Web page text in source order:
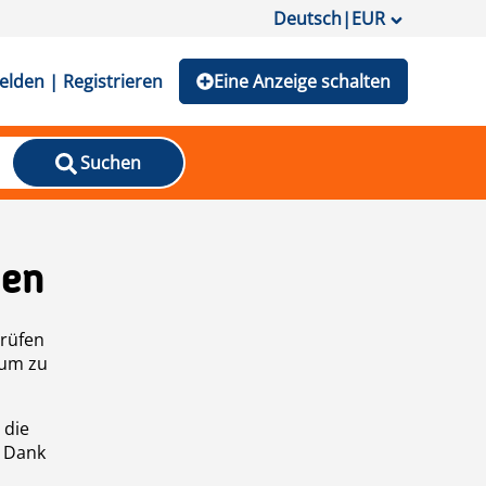
Deutsch|EUR
| Registrieren Eine Anzeige schalten
Suchen
zu
die